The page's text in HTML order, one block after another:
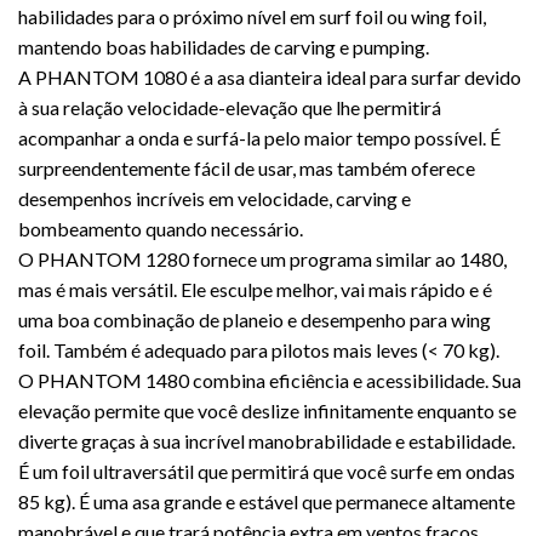
habilidades para o próximo nível em surf foil ou wing foil,
mantendo boas habilidades de carving e pumping.
A PHANTOM 1080 é a asa dianteira ideal para surfar devido
à sua relação velocidade-elevação que lhe permitirá
acompanhar a onda e surfá-la pelo maior tempo possível. É
surpreendentemente fácil de usar, mas também oferece
desempenhos incríveis em velocidade, carving e
bombeamento quando necessário.
O PHANTOM 1280 fornece um programa similar ao 1480,
mas é mais versátil. Ele esculpe melhor, vai mais rápido e é
uma boa combinação de planeio e desempenho para wing
foil. Também é adequado para pilotos mais leves (< 70 kg).
O PHANTOM 1480 combina eficiência e acessibilidade. Sua
elevação permite que você deslize infinitamente enquanto se
diverte graças à sua incrível manobrabilidade e estabilidade.
É um foil ultraversátil que permitirá que você surfe em ondas
85 kg). É uma asa grande e estável que permanece altamente